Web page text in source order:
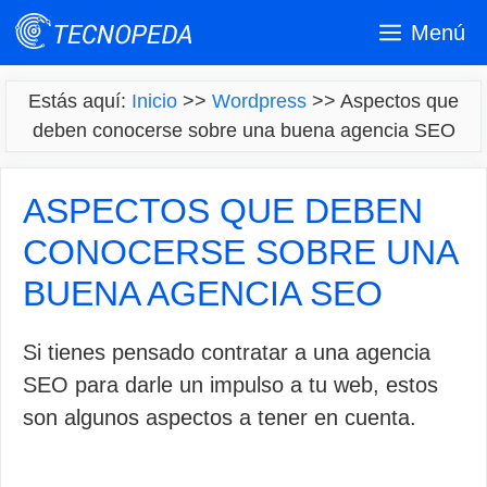
Saltar
Menú
Estás aquí: Inicio >> Wordpress >> Aspectos que
deben conocerse sobre una buena agencia SEO
ASPECTOS QUE DEBEN
CONOCERSE SOBRE UNA
BUENA AGENCIA SEO
Si tienes pensado contratar a una agencia
SEO para darle un impulso a tu web, estos
son algunos aspectos a tener en cuenta.